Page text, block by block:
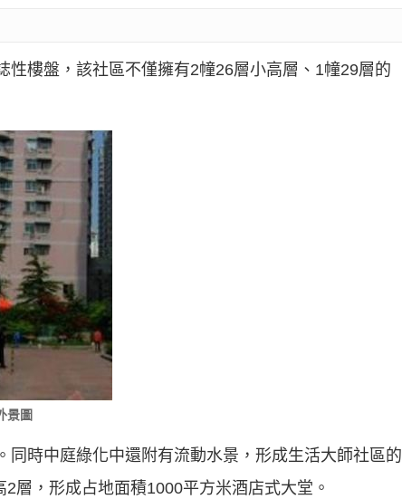
樓盤，該社區不僅擁有2幢26層小高層、1幢29層的
景圖
時中庭綠化中還附有流動水景，形成生活大師社區的
層，形成占地面積1000平方米酒店式大堂。